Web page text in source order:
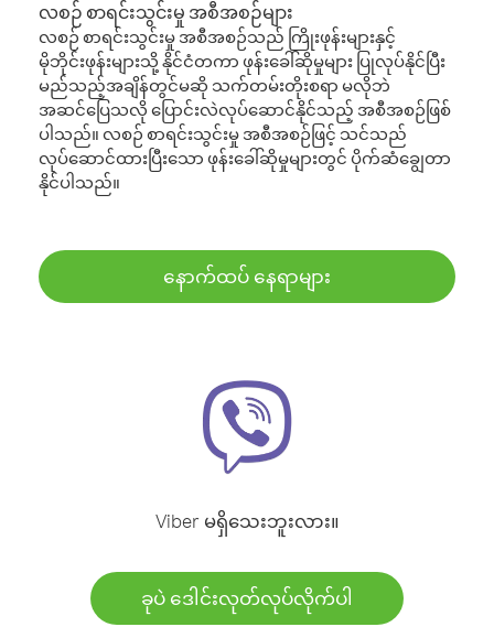
လစဉ် စာရင်းသွင်းမှု အစီအစဉ်များ
လစဉ် စာရင်းသွင်းမှု အစီအစဉ်သည် ကြိုးဖုန်းများနှင့်
မိုဘိုင်းဖုန်းများသို့ နိုင်ငံတကာ ဖုန်းခေါ်ဆိုမှုများ ပြုလုပ်နိုင်ပြီး
မည်သည့်အချိန်တွင်မဆို သက်တမ်းတိုးစရာ မလိုဘဲ
အဆင်ပြေသလို ပြောင်းလဲလုပ်ဆောင်နိုင်သည့် အစီအစဉ်ဖြစ်
ပါသည်။ လစဉ် စာရင်းသွင်းမှု အစီအစဉ်ဖြင့် သင်သည်
လုပ်ဆောင်ထားပြီးသော ဖုန်းခေါ်ဆိုမှုများတွင် ပိုက်ဆံချွေတာ
နိုင်ပါသည်။
နောက်ထပ် နေရာများ
Viber မရှိသေးဘူးလား။
ခုပဲ ဒေါင်းလုတ်လုပ်လိုက်ပါ